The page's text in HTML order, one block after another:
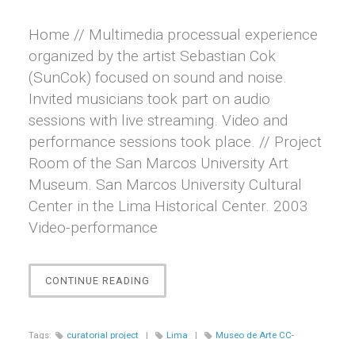
Home // Multimedia processual experience
organized by the artist Sebastian Cok
(SunCok) focused on sound and noise.
Invited musicians took part on audio
sessions with live streaming. Video and
performance sessions took place. // Project
Room of the San Marcos University Art
Museum. San Marcos University Cultural
Center in the Lima Historical Center. 2003
Video-performance
CONTINUE READING
(AUDIO
PROTOCOL)”
Tags: curatorial project | Lima |
Museo de Arte CC-